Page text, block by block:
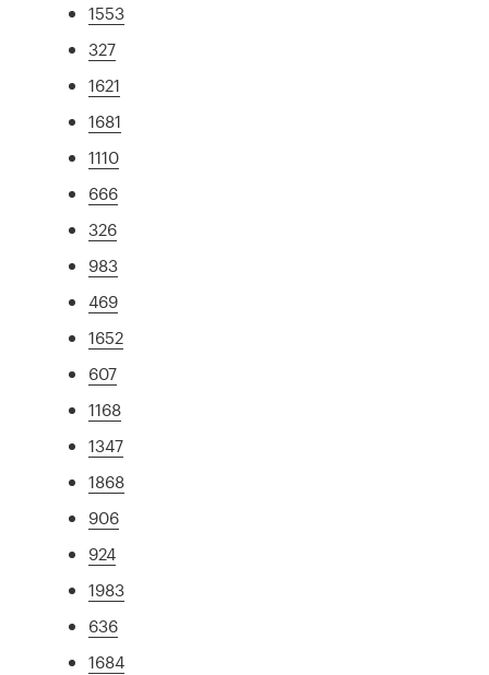
1553
327
1621
1681
1110
666
326
983
469
1652
607
1168
1347
1868
906
924
1983
636
1684